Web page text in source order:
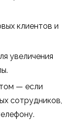
клиентов и
увеличения
— если
сотрудников,